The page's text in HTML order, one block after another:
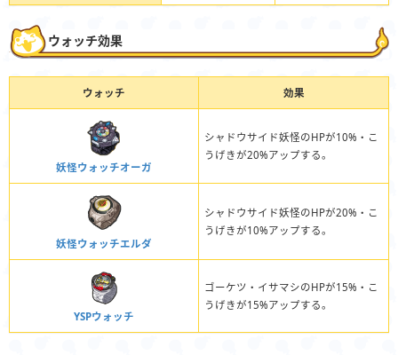
ウォッチ効果
ウォッチ 効果
妖怪ウォッチオーガ
シャドウサイド妖怪のHPが10%・こ
うげきが20%アップする。
妖怪ウォッチエルダ
シャドウサイド妖怪のHPが20%・こ
うげきが10%アップする。
YSPウォッチ
ゴーケツ・イサマシのHPが15%・こ
うげきが15%アップする。